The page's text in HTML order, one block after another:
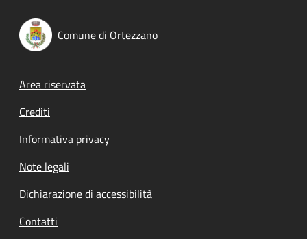
Comune di Ortezzano
Footer menu
Area riservata
Crediti
Informativa privacy
Note legali
Dichiarazione di accessibilità
Contatti